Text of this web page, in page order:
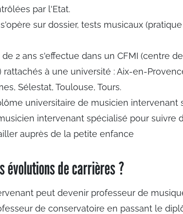
par l'Etat.
sur dossier, tests musicaux
2 ans s'effectue dans un CFMI (centre
rattachés à une université : Aix-en-
Sélestat, Toulouse, Tours.
universitaire de musicien intervenant
intervenant spécialisé pour suivre
auprès de la petite enfance
évolutions de carrières ?
peut devenir professeur de
de conservatoire en passant le